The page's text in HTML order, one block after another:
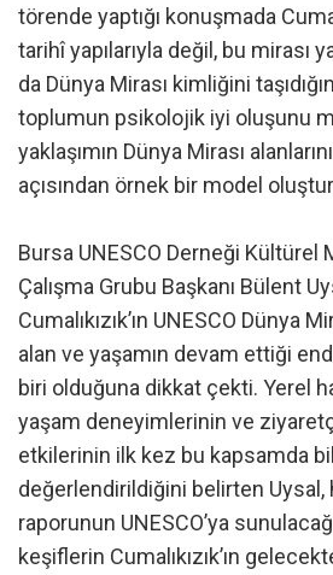
törende yaptığı konuşmada
tarihî yapılarıyla değil, bu mirası
da Dünya Mirası kimliğini
toplumun psikolojik iyi oluşunu
yaklaşımın Dünya Mirası
açısından örnek bir model
Bursa UNESCO Derneği Kültürel
Çalışma Grubu Başkanı Bülent
Cumalıkızık’ın UNESCO Dünya
alan ve yaşamın devam ettiği
biri olduğuna dikkat çekti. Yerel
yaşam deneyimlerinin ve
etkilerinin ilk kez bu kapsamda
değerlendirildiğini belirten Uysal,
raporunun UNESCO’ya
keşiflerin Cumalıkızık’ın